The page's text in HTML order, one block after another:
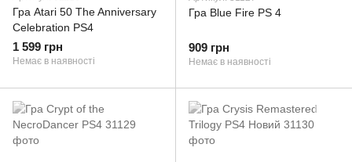
Гра Atari 50 The Anniversary
Celebration PS4
1 599 грн
Немає в наявності
Гра Blue Fire PS 4
909 грн
Немає в наявності